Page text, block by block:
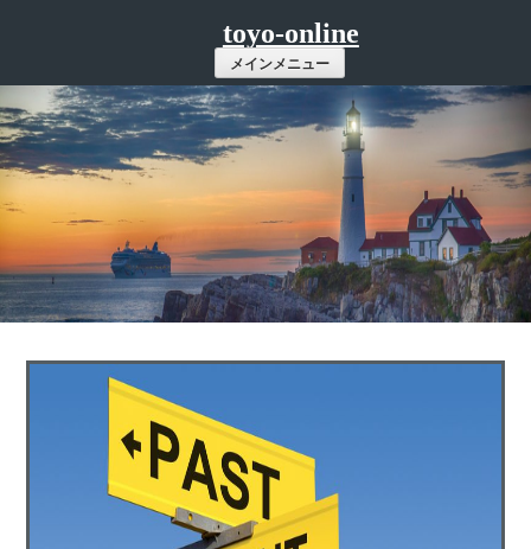
ツ
へ
ス
キ
ッ
プ
toyo-online
メインメニュー